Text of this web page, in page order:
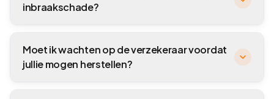
inbraakschade?
Moet ik wachten op de verzekeraar voordat
jullie mogen herstellen?